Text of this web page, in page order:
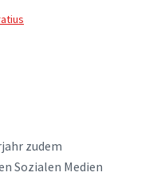
zudem
Sozialen Medien